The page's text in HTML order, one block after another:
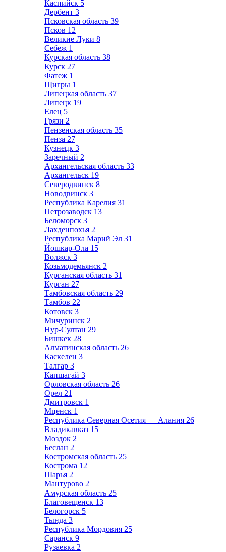
Каспийск 5
Дербент 3
Псковская область 39
Псков 12
Великие Луки 8
Себеж 1
Курская область 38
Курск 27
Фатеж 1
Щигры 1
Липецкая область 37
Липецк 19
Елец 5
Грязи 2
Пензенская область 35
Пенза 27
Кузнецк 3
Заречный 2
Архангельская область 33
Архангельск 19
Северодвинск 8
Новодвинск 3
Республика Карелия 31
Петрозаводск 13
Беломорск 3
Лахденпохья 2
Республика Марий Эл 31
Йошкар-Ола 15
Волжск 3
Козьмодемьянск 2
Курганская область 31
Курган 27
Тамбовская область 29
Тамбов 22
Котовск 3
Мичуринск 2
Нур-Султан 29
Бишкек 28
Алматинская область 26
Каскелен 3
Талгар 3
Капшагай 3
Орловская область 26
Орел 21
Дмитровск 1
Мценск 1
Республика Северная Осетия — Алания 26
Владикавказ 15
Моздок 2
Беслан 2
Костромская область 25
Кострома 12
Шарья 2
Мантурово 2
Амурская область 25
Благовещенск 13
Белогорск 5
Тында 3
Республика Мордовия 25
Саранск 9
Рузаевка 2